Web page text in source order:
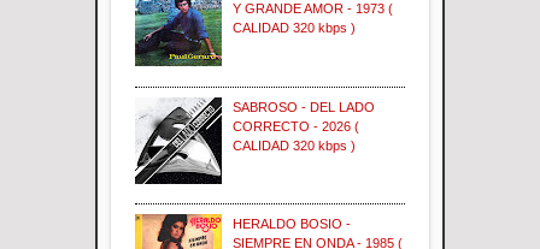
Y GRANDE AMOR - 1973 (
CALIDAD 320 kbps )
SABROSO - DEL LADO
CORRECTO - 2026 (
CALIDAD 320 kbps )
HERALDO BOSIO -
SIEMPRE EN ONDA - 1985 (